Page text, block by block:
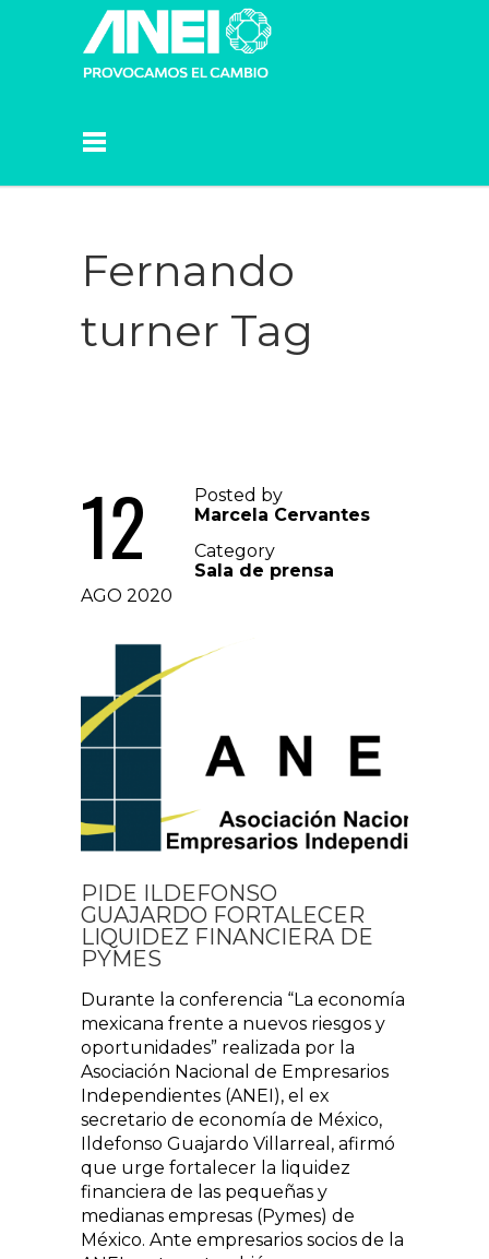
Fernando
turner Tag
12
AGO 2020
Posted by
Marcela Cervantes
Category
Sala de prensa
PIDE ILDEFONSO
GUAJARDO FORTALECER
LIQUIDEZ FINANCIERA DE
PYMES
Durante la conferencia “La economía
mexicana frente a nuevos riesgos y
oportunidades” realizada por la
Asociación Nacional de Empresarios
Independientes (ANEI), el ex
secretario de economía de México,
Ildefonso Guajardo Villarreal, afirmó
que urge fortalecer la liquidez
financiera de las pequeñas y
medianas empresas (Pymes) de
México. Ante empresarios socios de la